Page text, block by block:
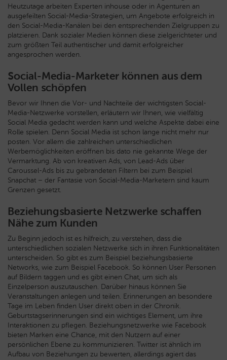
Heutzutage arbeiten Experten inhouse oder in Agenturen an
ausgefeilten Social-Media-Strategien, um Angebote erfolgreich in
den Social-Media-Kanälen bei den entsprechenden Zielgruppen zu
platzieren. Dank sozialer Medien können diese zielgerichteter und
zum größten Teil authentischer und damit erfolgreicher
angesprochen werden.
Social-Media-Marketer können aus dem
Vollen schöpfen
Bevor wir Ihnen die Vor- und Nachteile der wichtigsten Social-
Media-Netzwerke vorstellen, erläutern wir Ihnen, wie vielfältig
Social Media gedacht werden kann und welche Aspekte dabei eine
Rolle spielen. Denn Social Media ist schon lange nicht mehr nur
posten. Vor allem die zahlreichen unterschiedlichen
Werbemöglichkeiten eröffnen bis dato nie gekannte Wege der
Vermarktung. Ab von kreativen Ads, von Lead-Ads über
Caroussel-Ads bis zu gebrandeten Filtern bei zum Beispiel
Snapchat – der Fantasie von Social-Media-Marketern sind kaum
Grenzen gesetzt.
Beziehungsbasierte Netzwerke schaffen
Nähe zum Kunden
Zu Beginn jedoch ist es hilfreich, zu verstehen, dass die
unterschiedlichen sozialen Netzwerke sich in ihren Funktionalitäten
unterscheiden. So gibt es zum Beispiel beziehungsbasierte
Networks, wie zum Beispiel Facebook. So können User Personen
auf Bildern taggen und es gibt einen Chat, um sich als
Einzelperson auszutauschen. Darüber hinaus können Sie
Veranstaltungen anlegen und teilen. Erinnerungen an besondere
Tage im Leben finden User direkt oben in der Chronik.
Geburtstagserinnerungen sind ein wichtiges Element, um ihre
Interaktionen zu pflegen. Beziehungsnetzwerke wie Facebook
bieten Marken eine Chance, mit den Nutzern auf einer
persönlichen Ebene zu kommunizieren. Twitter ist ähnlich im
Aufbau von Beziehungen zu bewerten, allerdings agiert das